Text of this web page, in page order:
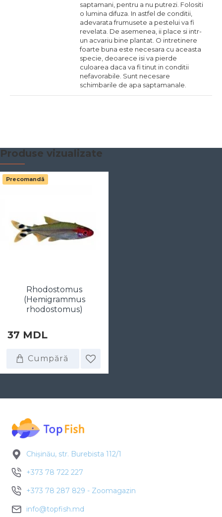
saptamani, pentru a nu putrezi. Folositi
o lumina difuza. In astfel de conditii,
adevarata frumusete a pestelui va fi
revelata. De asemenea, ii place si intr-
un acvariu bine plantat. O intretinere
foarte buna este necesara cu aceasta
specie, deoarece isi va pierde
culoarea daca va fi tinut in conditii
nefavorabile. Sunt necesare
schimbarile de apa saptamanale.
Produse vizualizate
Precomandă
Rhodostomus
(Hemigrammus
rhodostomus)
37 MDL
Cumpără
Chișinău, str. Burebista 112/1
+373 78 722 227
+373 78 287 829 - Zoomagazin
info@topfish.md